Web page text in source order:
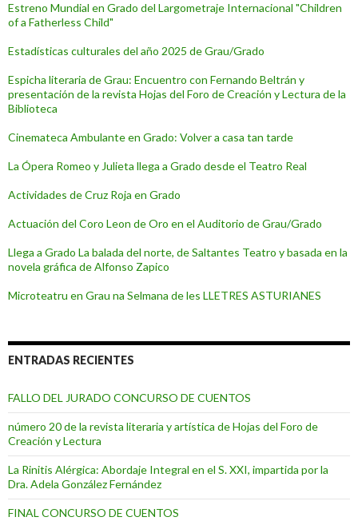
Estreno Mundial en Grado del Largometraje Internacional "Children
of a Fatherless Child"
Estadísticas culturales del año 2025 de Grau/Grado
Espicha literaria de Grau: Encuentro con Fernando Beltrán y
presentación de la revista Hojas del Foro de Creación y Lectura de la
Biblioteca
Cinemateca Ambulante en Grado: Volver a casa tan tarde
La Ópera Romeo y Julieta llega a Grado desde el Teatro Real
Actividades de Cruz Roja en Grado
Actuación del Coro Leon de Oro en el Auditorio de Grau/Grado
Llega a Grado La balada del norte, de Saltantes Teatro y basada en la
novela gráfica de Alfonso Zapico
Microteatru en Grau na Selmana de les LLETRES ASTURIANES
ENTRADAS RECIENTES
FALLO DEL JURADO CONCURSO DE CUENTOS
número 20 de la revista literaria y artística de Hojas del Foro de
Creación y Lectura
La Rinitis Alérgica: Abordaje Integral en el S. XXI, impartida por la
Dra. Adela González Fernández
FINAL CONCURSO DE CUENTOS